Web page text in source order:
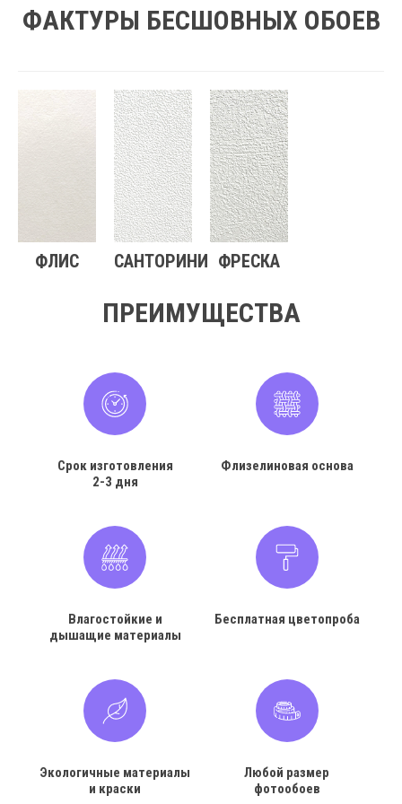
ФАКТУРЫ БЕСШОВНЫХ ОБОЕВ
ФЛИС САНТОРИНИ ФРЕСКА
ПРЕИМУЩЕСТВА
Срок изготовления
2-3 дня
Флизелиновая основа
Влагостойкие и
дышащие материалы
Бесплатная цветопроба
Экологичные материалы
и краски
Любой размер
фотообоев